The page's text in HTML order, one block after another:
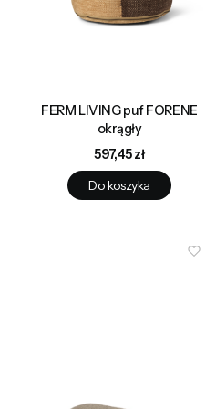
FERM LIVING puf FORENE
okrągły
Cena
597,45 zł
Do koszyka